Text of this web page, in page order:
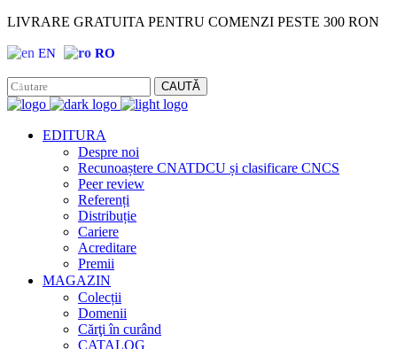
LIVRARE GRATUITA PENTRU COMENZI PESTE 300 RON
EN RO
CAUTĂ
EDITURA
Despre noi
Recunoaștere CNATDCU și clasificare CNCS
Peer review
Referenți
Distribuție
Cariere
Acreditare
Premii
MAGAZIN
Colecții
Domenii
Cărţi în curând
CATALOG